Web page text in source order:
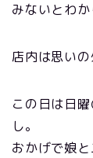
みないとわか
店内は思いの
この日は日
し。
おかげで娘